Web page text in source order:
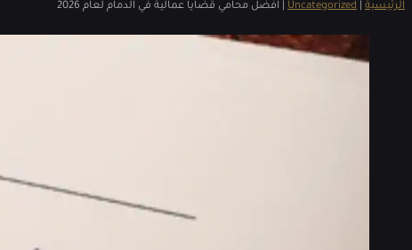
الرئيسية Uncategorized افضل محامي قضايا عمالية​ في الدمام لعام 2026